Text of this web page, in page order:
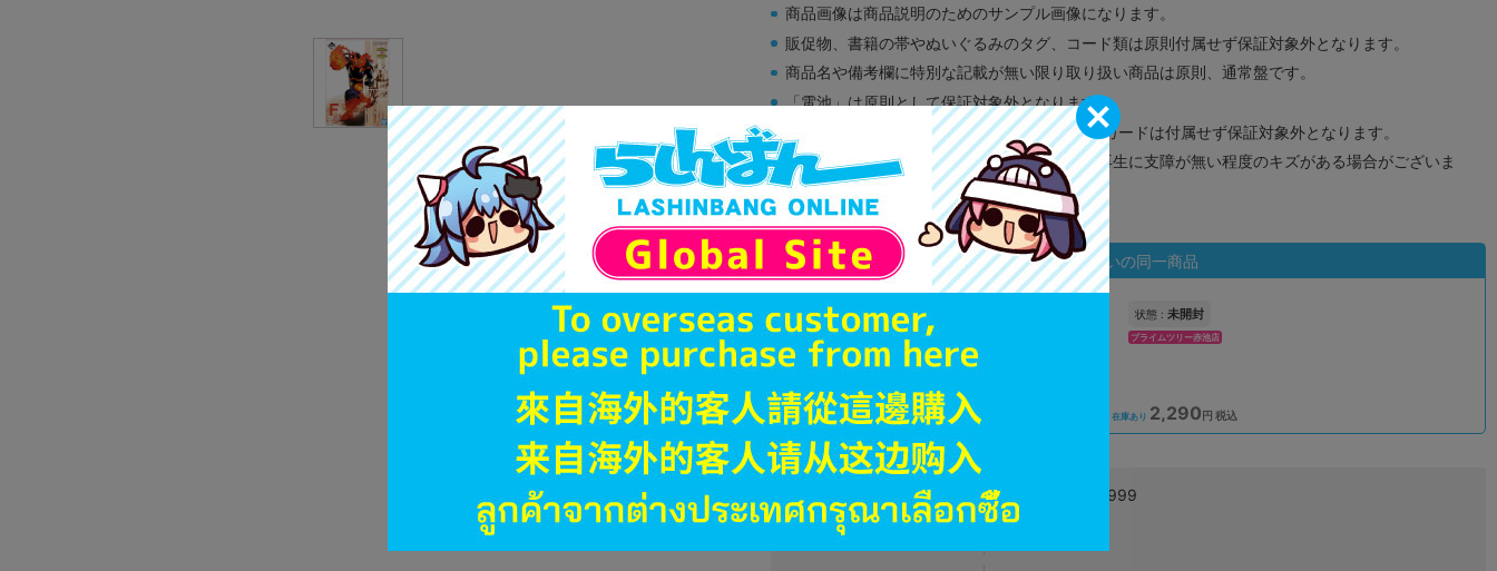
商品画像は商品説明のためのサンプル画像になります。
販促物、書籍の帯やぬいぐるみのタグ、コード類は原則付属せず保証対象外となります。
商品名や備考欄に特別な記載が無い限り取り扱い商品は原則、通常盤です。
「電池」は原則として保証対象外となります。
ゲーム機本体には、SDカードなどのメモリーカードは付属せず保証対象外となります。
ディスク類の読み取り面のキズに関しまして再生に支障が無い程度のキズがある場合がございま
す。
※詳細につきましてはコチラ
状態違いの同一商品
状態 :
オンライン
品切状態 2,290円 税込
状態 : 未開封
プライムツリー赤池店
在庫あり 2,290円 税込
JANコード 4999999999999
商品番号